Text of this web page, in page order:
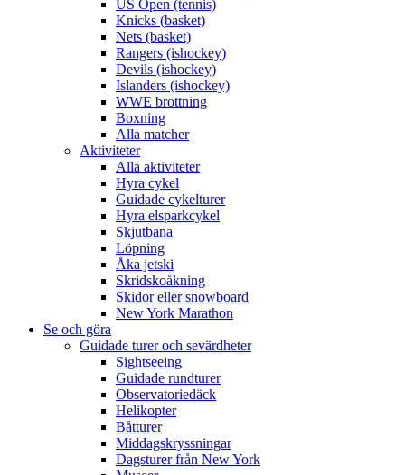
US Open (tennis)
Knicks (basket)
Nets (basket)
Rangers (ishockey)
Devils (ishockey)
Islanders (ishockey)
WWE brottning
Boxning
Alla matcher
Aktiviteter
Alla aktiviteter
Hyra cykel
Guidade cykelturer
Hyra elsparkcykel
Skjutbana
Löpning
Åka jetski
Skridskoåkning
Skidor eller snowboard
New York Marathon
Se och göra
Guidade turer och sevärdheter
Sightseeing
Guidade rundturer
Observatoriedäck
Helikopter
Båtturer
Middagskryssningar
Dagsturer från New York